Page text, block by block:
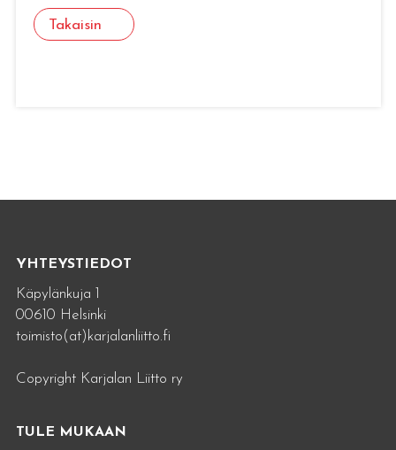
Takaisin
YHTEYSTIEDOT
Käpylänkuja 1
00610 Helsinki
toimisto(at)karjalanliitto.fi
Copyright Karjalan Liitto ry
TULE MUKAAN